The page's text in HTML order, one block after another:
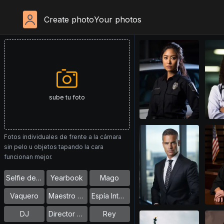
Create photoYour photos
sube tu foto
Fotos individuales de frente a la cámara
sin pelo u objetos tapando la cara
funcionan mejor.
Selfie del Monumento Yearbook Mago
Vaquero Maestro de Arquitectura Espía Internacional
DJ Director de Cine Rey